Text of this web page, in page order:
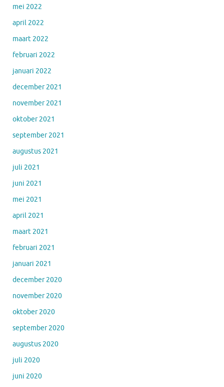
mei 2022
april 2022
maart 2022
februari 2022
januari 2022
december 2021
november 2021
oktober 2021
september 2021
augustus 2021
juli 2021
juni 2021
mei 2021
april 2021
maart 2021
februari 2021
januari 2021
december 2020
november 2020
oktober 2020
september 2020
augustus 2020
juli 2020
juni 2020